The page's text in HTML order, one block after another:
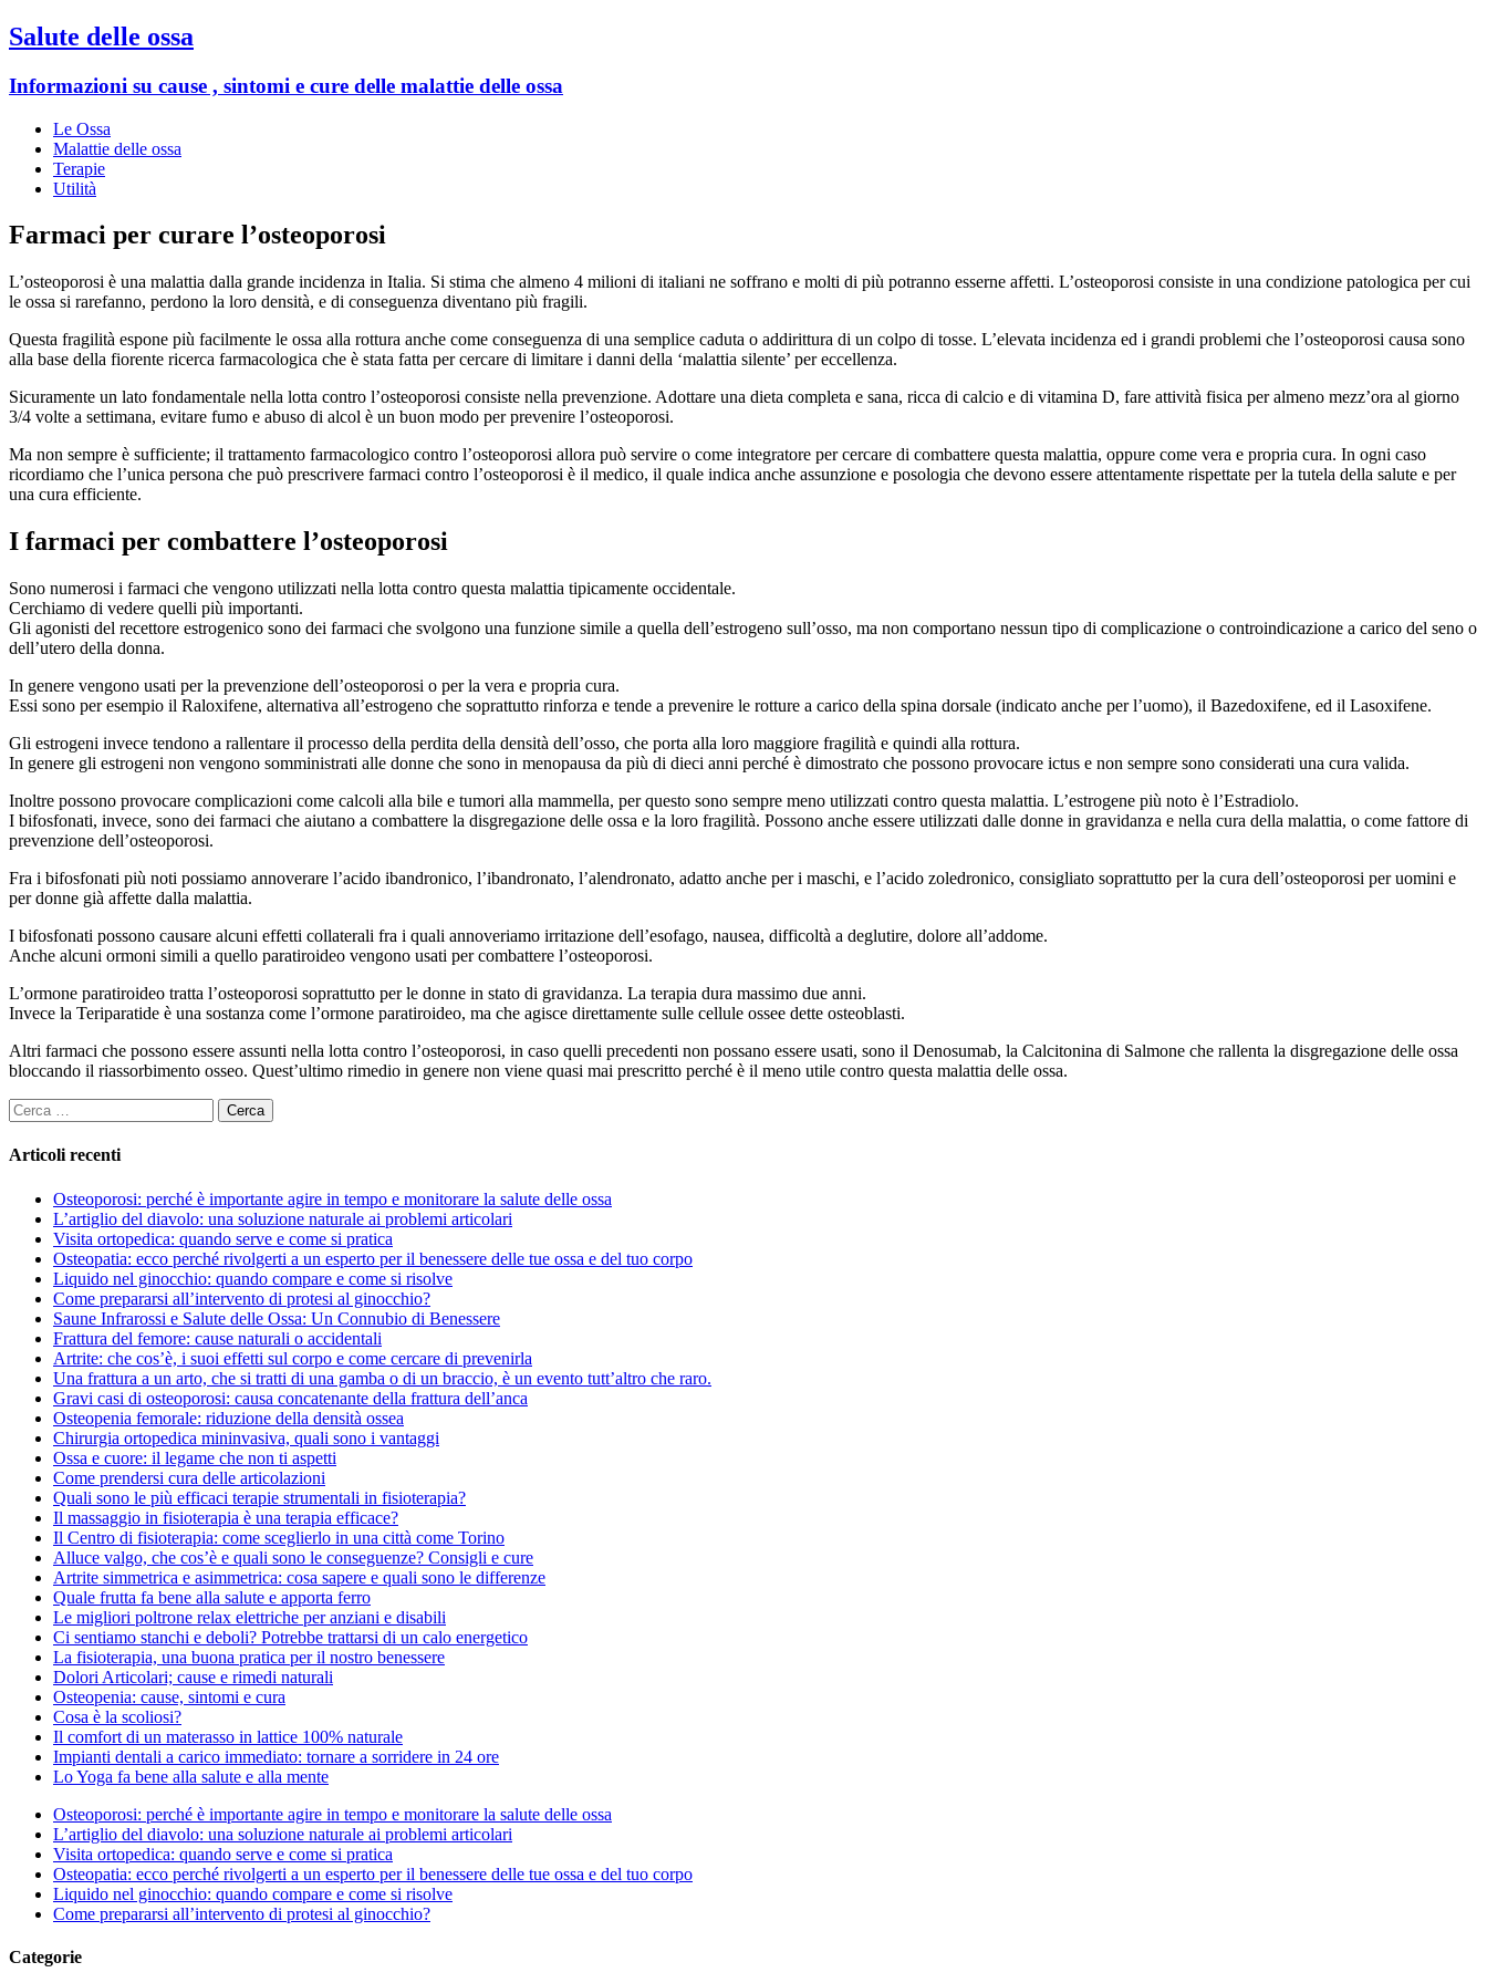
Salute delle ossa
Informazioni su cause , sintomi e cure delle malattie delle ossa
Le Ossa
Malattie delle ossa
Terapie
Utilità
Farmaci per curare l’osteoporosi
L’osteoporosi è una malattia dalla grande incidenza in Italia. Si stima che almeno 4 milioni di italiani ne soffrano e molti di più potranno esserne affetti. L’osteoporosi consiste in una condizione patologica per cui
le ossa si rarefanno, perdono la loro densità, e di conseguenza diventano più fragili.
Questa fragilità espone più facilmente le ossa alla rottura anche come conseguenza di una semplice caduta o addirittura di un colpo di tosse. L’elevata incidenza ed i grandi problemi che l’osteoporosi causa sono
alla base della fiorente ricerca farmacologica che è stata fatta per cercare di limitare i danni della ‘malattia silente’ per eccellenza.
Sicuramente un lato fondamentale nella lotta contro l’osteoporosi consiste nella prevenzione. Adottare una dieta completa e sana, ricca di calcio e di vitamina D, fare attività fisica per almeno mezz’ora al giorno
3/4 volte a settimana, evitare fumo e abuso di alcol è un buon modo per prevenire l’osteoporosi.
Ma non sempre è sufficiente; il trattamento farmacologico contro l’osteoporosi allora può servire o come integratore per cercare di combattere questa malattia, oppure come vera e propria cura. In ogni caso
ricordiamo che l’unica persona che può prescrivere farmaci contro l’osteoporosi è il medico, il quale indica anche assunzione e posologia che devono essere attentamente rispettate per la tutela della salute e per
una cura efficiente.
I farmaci per combattere l’osteoporosi
Sono numerosi i farmaci che vengono utilizzati nella lotta contro questa malattia tipicamente occidentale.
Cerchiamo di vedere quelli più importanti.
Gli agonisti del recettore estrogenico sono dei farmaci che svolgono una funzione simile a quella dell’estrogeno sull’osso, ma non comportano nessun tipo di complicazione o controindicazione a carico del seno o
dell’utero della donna.
In genere vengono usati per la prevenzione dell’osteoporosi o per la vera e propria cura.
Essi sono per esempio il Raloxifene, alternativa all’estrogeno che soprattutto rinforza e tende a prevenire le rotture a carico della spina dorsale (indicato anche per l’uomo), il Bazedoxifene, ed il Lasoxifene.
Gli estrogeni invece tendono a rallentare il processo della perdita della densità dell’osso, che porta alla loro maggiore fragilità e quindi alla rottura.
In genere gli estrogeni non vengono somministrati alle donne che sono in menopausa da più di dieci anni perché è dimostrato che possono provocare ictus e non sempre sono considerati una cura valida.
Inoltre possono provocare complicazioni come calcoli alla bile e tumori alla mammella, per questo sono sempre meno utilizzati contro questa malattia. L’estrogene più noto è l’Estradiolo.
I bifosfonati, invece, sono dei farmaci che aiutano a combattere la disgregazione delle ossa e la loro fragilità. Possono anche essere utilizzati dalle donne in gravidanza e nella cura della malattia, o come fattore di
prevenzione dell’osteoporosi.
Fra i bifosfonati più noti possiamo annoverare l’acido ibandronico, l’ibandronato, l’alendronato, adatto anche per i maschi, e l’acido zoledronico, consigliato soprattutto per la cura dell’osteoporosi per uomini e
per donne già affette dalla malattia.
I bifosfonati possono causare alcuni effetti collaterali fra i quali annoveriamo irritazione dell’esofago, nausea, difficoltà a deglutire, dolore all’addome.
Anche alcuni ormoni simili a quello paratiroideo vengono usati per combattere l’osteoporosi.
L’ormone paratiroideo tratta l’osteoporosi soprattutto per le donne in stato di gravidanza. La terapia dura massimo due anni.
Invece la Teriparatide è una sostanza come l’ormone paratiroideo, ma che agisce direttamente sulle cellule ossee dette osteoblasti.
Altri farmaci che possono essere assunti nella lotta contro l’osteoporosi, in caso quelli precedenti non possano essere usati, sono il Denosumab, la Calcitonina di Salmone che rallenta la disgregazione delle ossa
bloccando il riassorbimento osseo. Quest’ultimo rimedio in genere non viene quasi mai prescritto perché è il meno utile contro questa malattia delle ossa.
Ricerca
per:
Articoli recenti
Osteoporosi: perché è importante agire in tempo e monitorare la salute delle ossa
L’artiglio del diavolo: una soluzione naturale ai problemi articolari
Visita ortopedica: quando serve e come si pratica
Osteopatia: ecco perché rivolgerti a un esperto per il benessere delle tue ossa e del tuo corpo
Liquido nel ginocchio: quando compare e come si risolve
Come prepararsi all’intervento di protesi al ginocchio?
Saune Infrarossi e Salute delle Ossa: Un Connubio di Benessere
Frattura del femore: cause naturali o accidentali
Artrite: che cos’è, i suoi effetti sul corpo e come cercare di prevenirla
Una frattura a un arto, che si tratti di una gamba o di un braccio, è un evento tutt’altro che raro.
Gravi casi di osteoporosi: causa concatenante della frattura dell’anca
Osteopenia femorale: riduzione della densità ossea
Chirurgia ortopedica mininvasiva, quali sono i vantaggi
Ossa e cuore: il legame che non ti aspetti
Come prendersi cura delle articolazioni
Quali sono le più efficaci terapie strumentali in fisioterapia?
Il massaggio in fisioterapia è una terapia efficace?
Il Centro di fisioterapia: come sceglierlo in una città come Torino
Alluce valgo, che cos’è e quali sono le conseguenze? Consigli e cure
Artrite simmetrica e asimmetrica: cosa sapere e quali sono le differenze
Quale frutta fa bene alla salute e apporta ferro
Le migliori poltrone relax elettriche per anziani e disabili
Ci sentiamo stanchi e deboli? Potrebbe trattarsi di un calo energetico
La fisioterapia, una buona pratica per il nostro benessere
Dolori Articolari; cause e rimedi naturali
Osteopenia: cause, sintomi e cura
Cosa è la scoliosi?
Il comfort di un materasso in lattice 100% naturale
Impianti dentali a carico immediato: tornare a sorridere in 24 ore
Lo Yoga fa bene alla salute e alla mente
Osteoporosi: perché è importante agire in tempo e monitorare la salute delle ossa
L’artiglio del diavolo: una soluzione naturale ai problemi articolari
Visita ortopedica: quando serve e come si pratica
Osteopatia: ecco perché rivolgerti a un esperto per il benessere delle tue ossa e del tuo corpo
Liquido nel ginocchio: quando compare e come si risolve
Come prepararsi all’intervento di protesi al ginocchio?
Categorie